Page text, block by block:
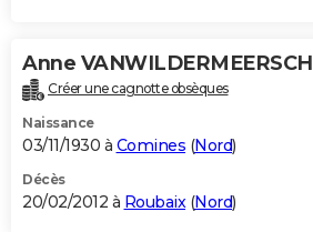
Anne VANWILDERMEERSCH
Créer une cagnotte obsèques
Naissance
03/11/1930 à Comines (Nord)
Décès
20/02/2012 à Roubaix(Nord)